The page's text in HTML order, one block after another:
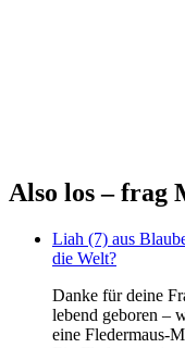
Also los – frag
Liah (7) aus
die Welt?
Danke für deine
lebend geboren –
eine Fledermaus-